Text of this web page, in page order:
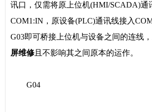
讯口，仅需将原上位机(HMI/SCADA)通
COM1:IN，原设备(PLC)通讯线接入
G03即可桥接上位机与设备之间的连线，
屏维修 且不影响其之间原本的运作。
G04